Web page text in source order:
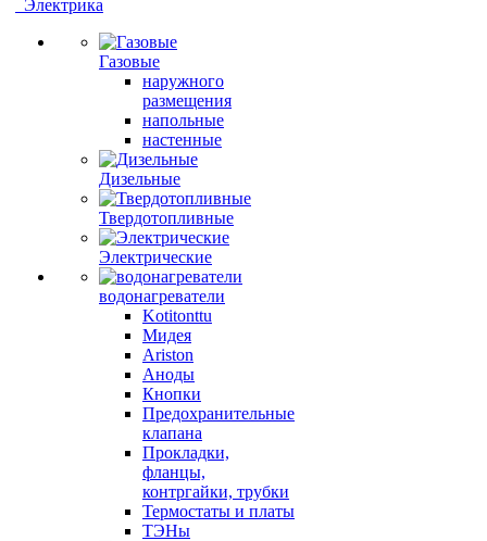
Электрика
Газовые
наружного
размещения
напольные
настенные
Дизельные
Твердотопливные
Электрические
водонагреватели
Kotitonttu
Мидея
Ariston
Аноды
Кнопки
Предохранительные
клапана
Прокладки,
фланцы,
контргайки, трубки
Термостаты и платы
ТЭНы